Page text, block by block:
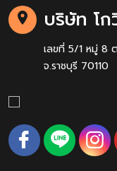
บริษัท โ
เลขที่ 5/1 หมู่ 8
จ.ราชบุรี 70110